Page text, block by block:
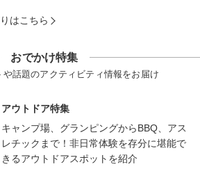
はこちら
おでかけ特集
話題のアクティビティ情報をお届け
アウトドア特集
キャンプ場、グランピングからBBQ、アス
レチックまで！非日常体験を存分に堪能で
きるアウトドアスポットを紹介